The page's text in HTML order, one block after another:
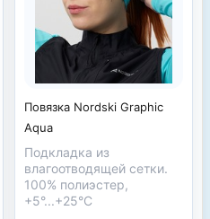
Повязка Nordski Graphic
Aqua
Подкладка из
влагоотводящей сетки.
100% полиэстер,
+5°...+25°С